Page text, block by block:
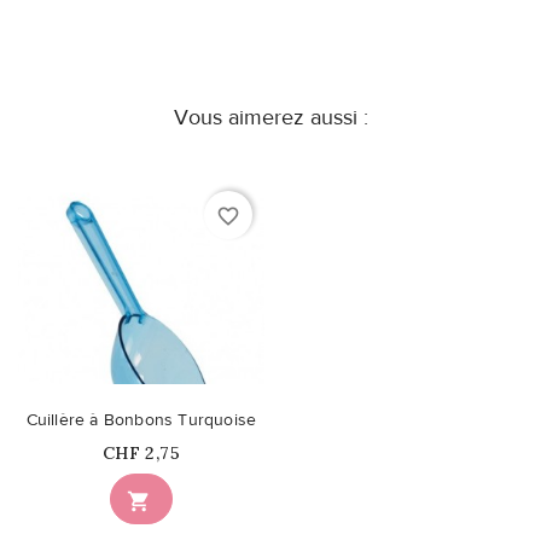
Vous aimerez aussi :
favorite_border

Cuillère à Bonbons Turquoise
Prix
CHF 2,75